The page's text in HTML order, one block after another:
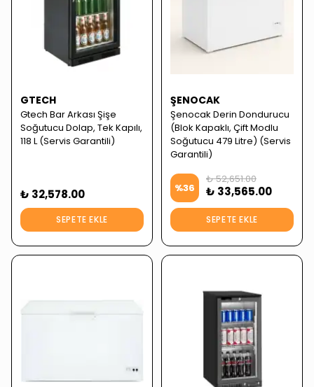
GTECH
Gtech Bar Arkası Şişe
Soğutucu Dolap, Tek Kapılı,
118 L (Servis Garantili)
₺ 32,578.00
SEPETE EKLE
ŞENOCAK
Şenocak Derin Dondurucu
(Blok Kapaklı, Çift Modlu
Soğutucu 479 Litre) (Servis
Garantili)
%36
₺ 52,651.00
₺ 33,565.00
SEPETE EKLE